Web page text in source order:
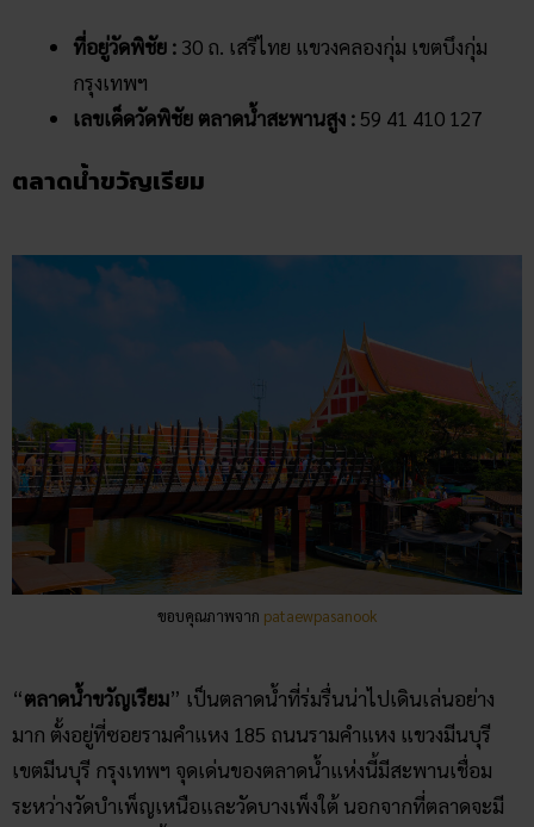
ที่อยู่วัดพิชัย : 30 ถ. เสรีไทย แขวงคลองกุ่ม เขตบึงกุ่ม
กรุงเทพฯ
เลขเด็ดวัดพิชัย ตลาดน้ำสะพานสูง : 59 41 410 127
ตลาดน้ำขวัญเรียม
ขอบคุณภาพจาก pataewpasanook
“ตลาดน้ำขวัญเรียม” เป็นตลาดน้ำที่ร่มรื่นน่าไปเดินเล่นอย่าง
มาก ตั้งอยู่ที่ซอยรามคำแหง 185 ถนนรามคำแหง แขวงมีนบุรี
เขตมีนบุรี กรุงเทพฯ จุดเด่นของตลาดน้ำแห่งนี้มีสะพานเชื่อม
ระหว่างวัดบำเพ็ญเหนือและวัดบางเพ็งใต้ นอกจากที่ตลาดจะมี